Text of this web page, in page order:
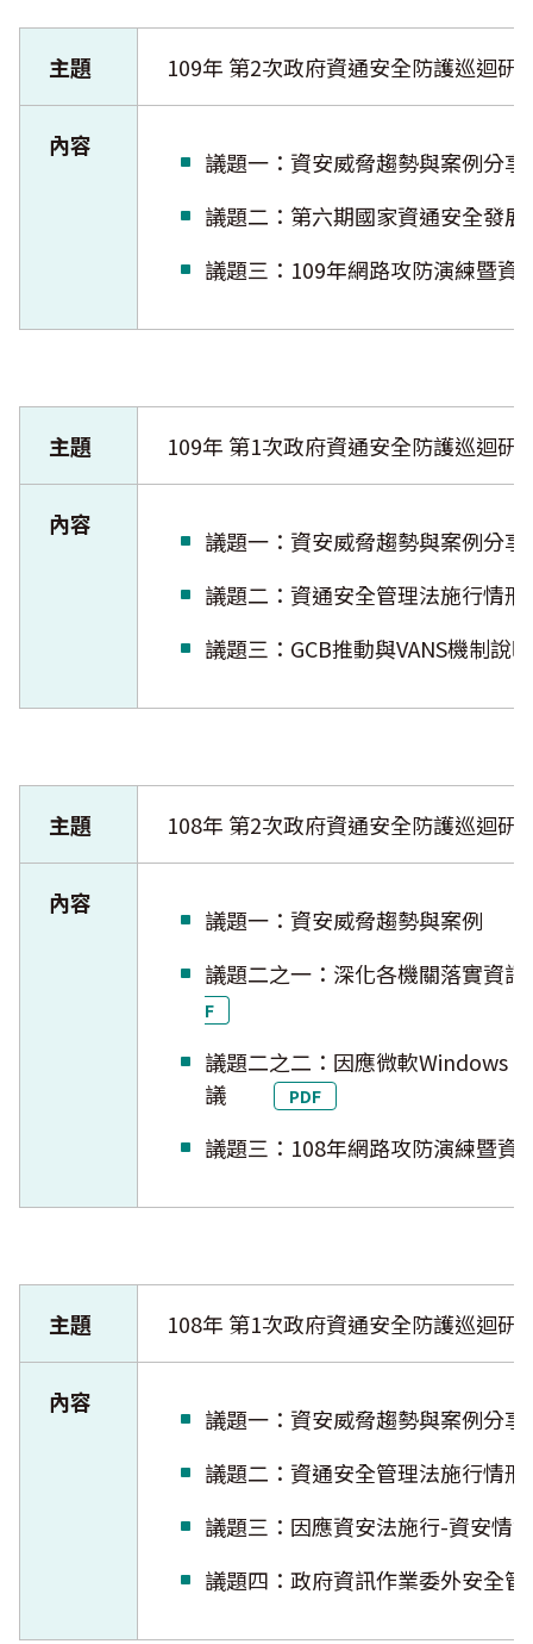
主題 109年 第2次政府資通安全防護巡迴研
內容
議題一：資安威脅趨勢與案例
議題二：第六期國家資通安全
議題三：109年網路攻防演練
主題 109年 第1次政府資通安全防護巡迴研
內容
議題一：資安威脅趨勢與案例
議題二：資通安全管理法施行
議題三：GCB推動與VANS機
主題 108年 第2次政府資通安全防護巡迴研
內容
議題一：資安威脅趨勢與案例
議題二之一：深化各機關落實
F
議題二之二：因應微軟Windows
議
PDF
議題三：108年網路攻防演練
主題 108年 第1次政府資通安全防護巡迴研
內容
議題一：資安威脅趨勢與案例
議題二：資通安全管理法施行
議題三：因應資安法施行-資安
議題四：政府資訊作業委外安